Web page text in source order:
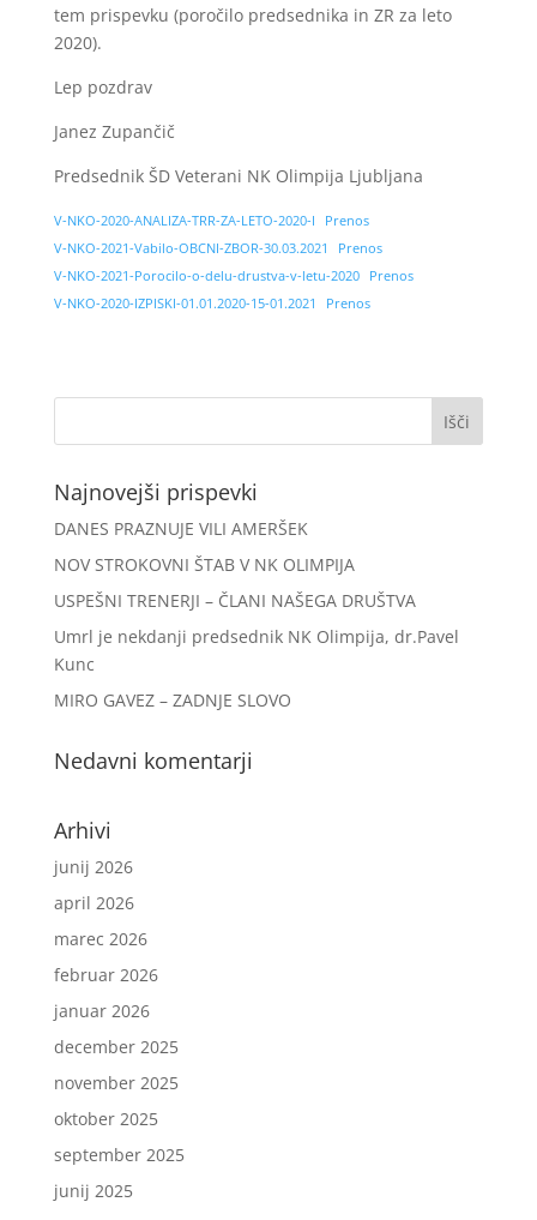
tem prispevku (poročilo predsednika in ZR za leto
2020).
Lep pozdrav
Janez Zupančič
Predsednik ŠD Veterani NK Olimpija Ljubljana
V-NKO-2020-ANALIZA-TRR-ZA-LETO-2020-I
Prenos
V-NKO-2021-Vabilo-OBCNI-ZBOR-30.03.2021
Prenos
V-NKO-2021-Porocilo-o-delu-drustva-v-letu-2020
Prenos
V-NKO-2020-IZPISKI-01.01.2020-15-01.2021
Prenos
Najnovejši prispevki
DANES PRAZNUJE VILI AMERŠEK
NOV STROKOVNI ŠTAB V NK OLIMPIJA
USPEŠNI TRENERJI – ČLANI NAŠEGA DRUŠTVA
Umrl je nekdanji predsednik NK Olimpija, dr.Pavel
Kunc
MIRO GAVEZ – ZADNJE SLOVO
Nedavni komentarji
Arhivi
junij 2026
april 2026
marec 2026
februar 2026
januar 2026
december 2025
november 2025
oktober 2025
september 2025
junij 2025